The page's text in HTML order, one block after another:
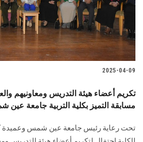
2025-04-09
تكريم أعضاء هيئة التدريس ومعاونيهم
مسابقة التميز بكلية التربية جامعة
تحت رعاية رئيس جامعة عين شمس وعميدة